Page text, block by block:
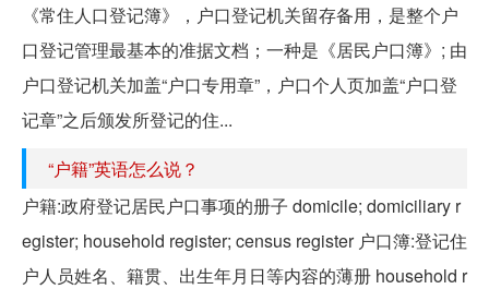
《常住人口登记簿》，户口登记机关留存备用，是整个户
口登记管理最基本的准据文档；一种是《居民户口簿》; 由
户口登记机关加盖“户口专用章”，户口个人页加盖“户口登
记章”之后颁发所登记的住...
“户籍”英语怎么说？
户籍:政府登记居民户口事项的册子 domicile; domiciliary r
egister; household register; census register 户口簿:登记住
户人员姓名、籍贯、出生年月日等内容的薄册 household r